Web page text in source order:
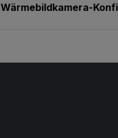
Wärmebildkamera-